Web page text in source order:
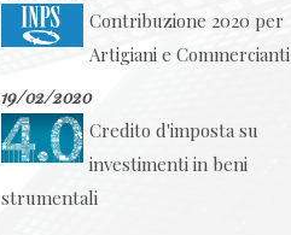
Contribuzione 2020 per
Artigiani e Commercianti
19/02/2020
Credito d'imposta su
investimenti in beni
strumentali